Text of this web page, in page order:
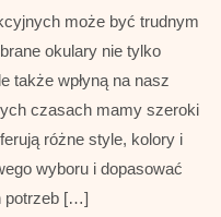
może być trudnym
okulary nie tylko
także wpłyną na nasz
czasach mamy szeroki
różne style, kolory i
wyboru i dopasować
potrzeb […]